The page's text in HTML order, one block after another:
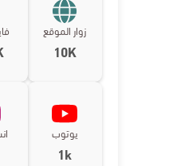
زوار الموقع
10K
يوتوب
1k